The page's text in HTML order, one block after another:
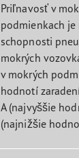
Priľnavosť v
podmienkach
schopnosti
mokrých
v mokrých
hodnotí
A (najvyššie
(najnižšie